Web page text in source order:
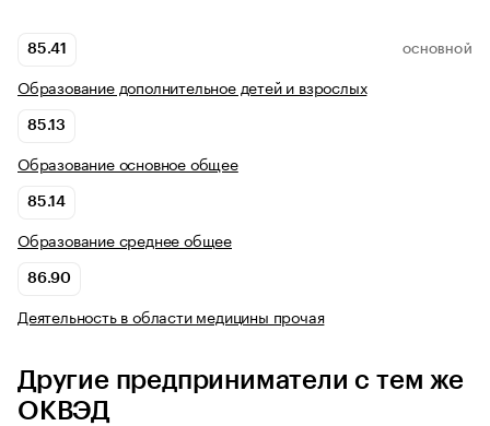
85.41 ОСНОВНОЙ
Образование дополнительное детей и взрослых
85.13
Образование основное общее
85.14
Образование среднее общее
86.90
Деятельность в области медицины прочая
Другие предприниматели с тем же
ОКВЭД